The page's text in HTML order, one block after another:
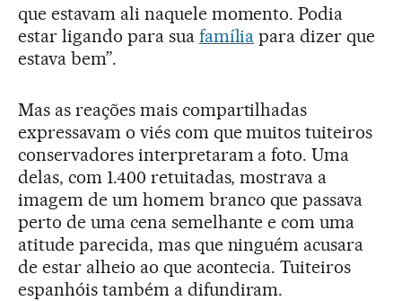
que estavam ali naquele momento. Podia
estar ligando para sua família para dizer que
estava bem”.
Mas as reações mais compartilhadas
expressavam o viés com que muitos tuiteiros
conservadores interpretaram a foto. Uma
delas, com 1.400 retuitadas, mostrava a
imagem de um homem branco que passava
perto de uma cena semelhante e com uma
atitude parecida, mas que ninguém acusara
de estar alheio ao que acontecia. Tuiteiros
espanhóis também a difundiram.